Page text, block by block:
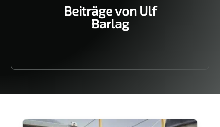
Beiträge von Ulf
Barlag